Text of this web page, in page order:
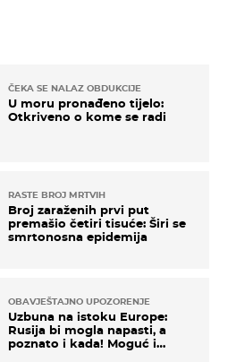
ČEKA SE NALAZ OBDUKCIJE
U moru pronađeno tijelo:
Otkriveno o kome se radi
RASTE BROJ MRTVIH
Broj zaraženih prvi put
premašio četiri tisuće: Širi se
smrtonosna epidemija
OBAVJEŠTAJNO UPOZORENJE
Uzbuna na istoku Europe:
Rusija bi mogla napasti, a
poznato i kada! Moguć i